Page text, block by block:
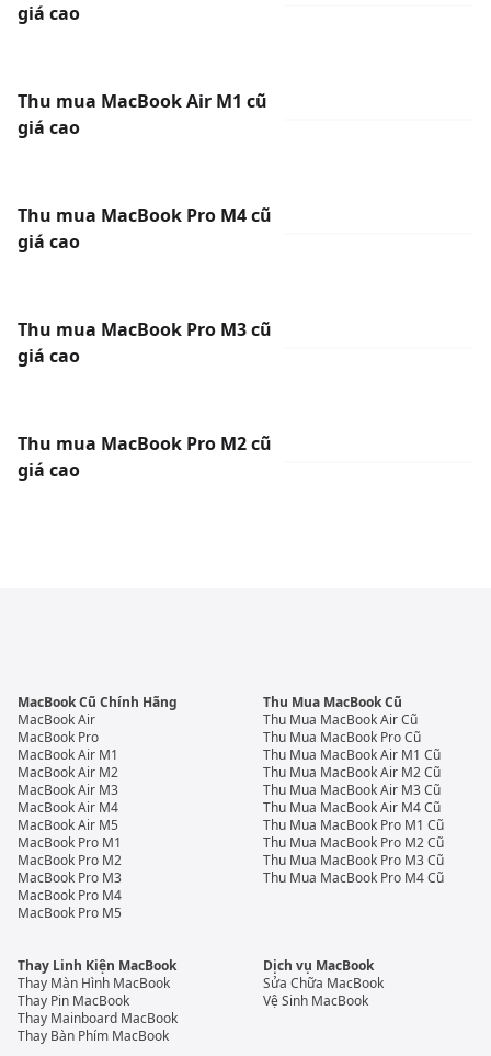
giá cao
Thu mua MacBook Air M1 cũ
giá cao
Thu mua MacBook Pro M4 cũ
giá cao
Thu mua MacBook Pro M3 cũ
giá cao
Thu mua MacBook Pro M2 cũ
giá cao
MacBook Cũ Chính Hãng
MacBook Air
MacBook Pro
MacBook Air M1
MacBook Air M2
MacBook Air M3
MacBook Air M4
MacBook Air M5
MacBook Pro M1
MacBook Pro M2
MacBook Pro M3
MacBook Pro M4
MacBook Pro M5
Thu Mua MacBook Cũ
Thu Mua MacBook Air Cũ
Thu Mua MacBook Pro Cũ
Thu Mua MacBook Air M1 Cũ
Thu Mua MacBook Air M2 Cũ
Thu Mua MacBook Air M3 Cũ
Thu Mua MacBook Air M4 Cũ
Thu Mua MacBook Pro M1 Cũ
Thu Mua MacBook Pro M2 Cũ
Thu Mua MacBook Pro M3 Cũ
Thu Mua MacBook Pro M4 Cũ
Thay Linh Kiện MacBook
Thay Màn Hình MacBook
Thay Pin MacBook
Thay Mainboard MacBook
Thay Bàn Phím MacBook
Dịch vụ MacBook
Sửa Chữa MacBook
Vệ Sinh MacBook